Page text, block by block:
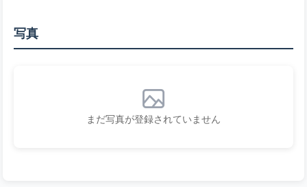
写真
まだ写真が登録されていません